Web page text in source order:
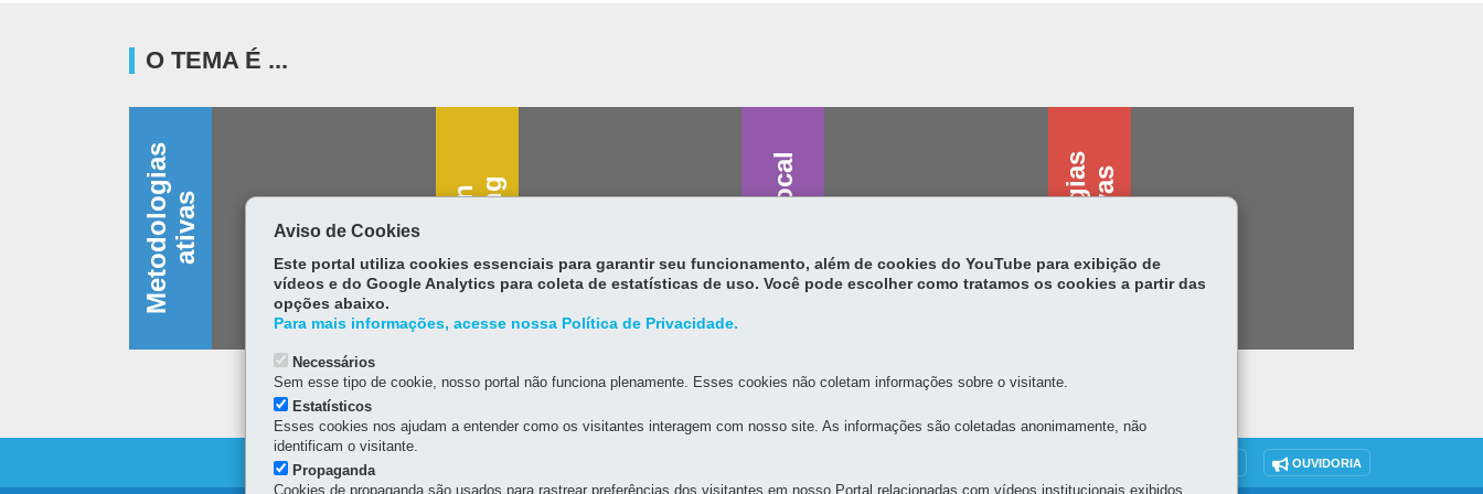
O TEMA É ...
M
e
t
o
d
o
l
o
g
i
a
s
a
t
i
v
as D
e
s
i
g
n
t
h
i
n
k
i
ng Saúde vocal T
e
c
n
o
l
o
g
ia
s
a
s
s
i
s
t
i
v
as
OUVIDORIA
Aviso de Cookies
Este portal utiliza cookies essenciais para garantir seu funcionamento, além de cookies do YouTube para exibição de
vídeos e do Google Analytics para coleta de estatísticas de uso. Você pode escolher como tratamos os cookies a partir das
opções abaixo.
Para mais informações, acesse nossa Política de Privacidade.
Necessários
Sem esse tipo de cookie, nosso portal não funciona plenamente. Esses cookies não coletam informações sobre o visitante.
Estatísticos
Esses cookies nos ajudam a entender como os visitantes interagem com nosso site. As informações são coletadas anonimamente, não
identificam o visitante.
Propaganda
Cookies de propaganda são usados para rastrear preferências dos visitantes em nosso Portal relacionadas com vídeos institucionais exibidos